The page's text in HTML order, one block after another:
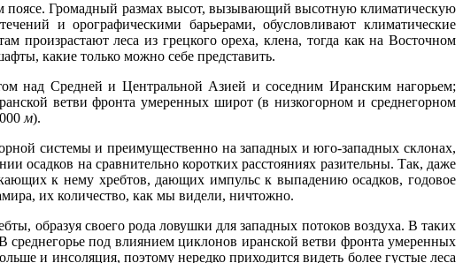
поясе. Громадный размах высот, вызывающий высотную климатическую
и орографическими барьерами, обусловливают климатические
произрастают леса из грецкого ореха, клена, тогда как на Восточном
какие только можно себе представить.
над Средней и Центральной Азией и соседним Иранским нагорьем;
ветви фронта умеренных широт (в низкогорном и среднегорном
м).
системы и преимущественно на западных и юго-западных склонах,
осадков на сравнительно коротких расстояниях разительны. Так, даже
к нему хребтов, дающих импульс к выпадению осадков, годовое
их количество, как мы видели, ничтожно.
образуя своего рода ловушки для западных потоков воздуха. В таких
под влиянием циклонов иранской ветви фронта умеренных
и инсоляция, поэтому нередко приходится видеть более густые леса